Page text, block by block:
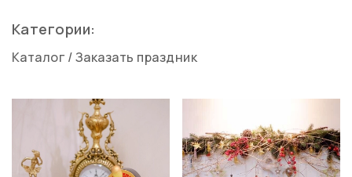
Категории:
Каталог /Заказать праздник